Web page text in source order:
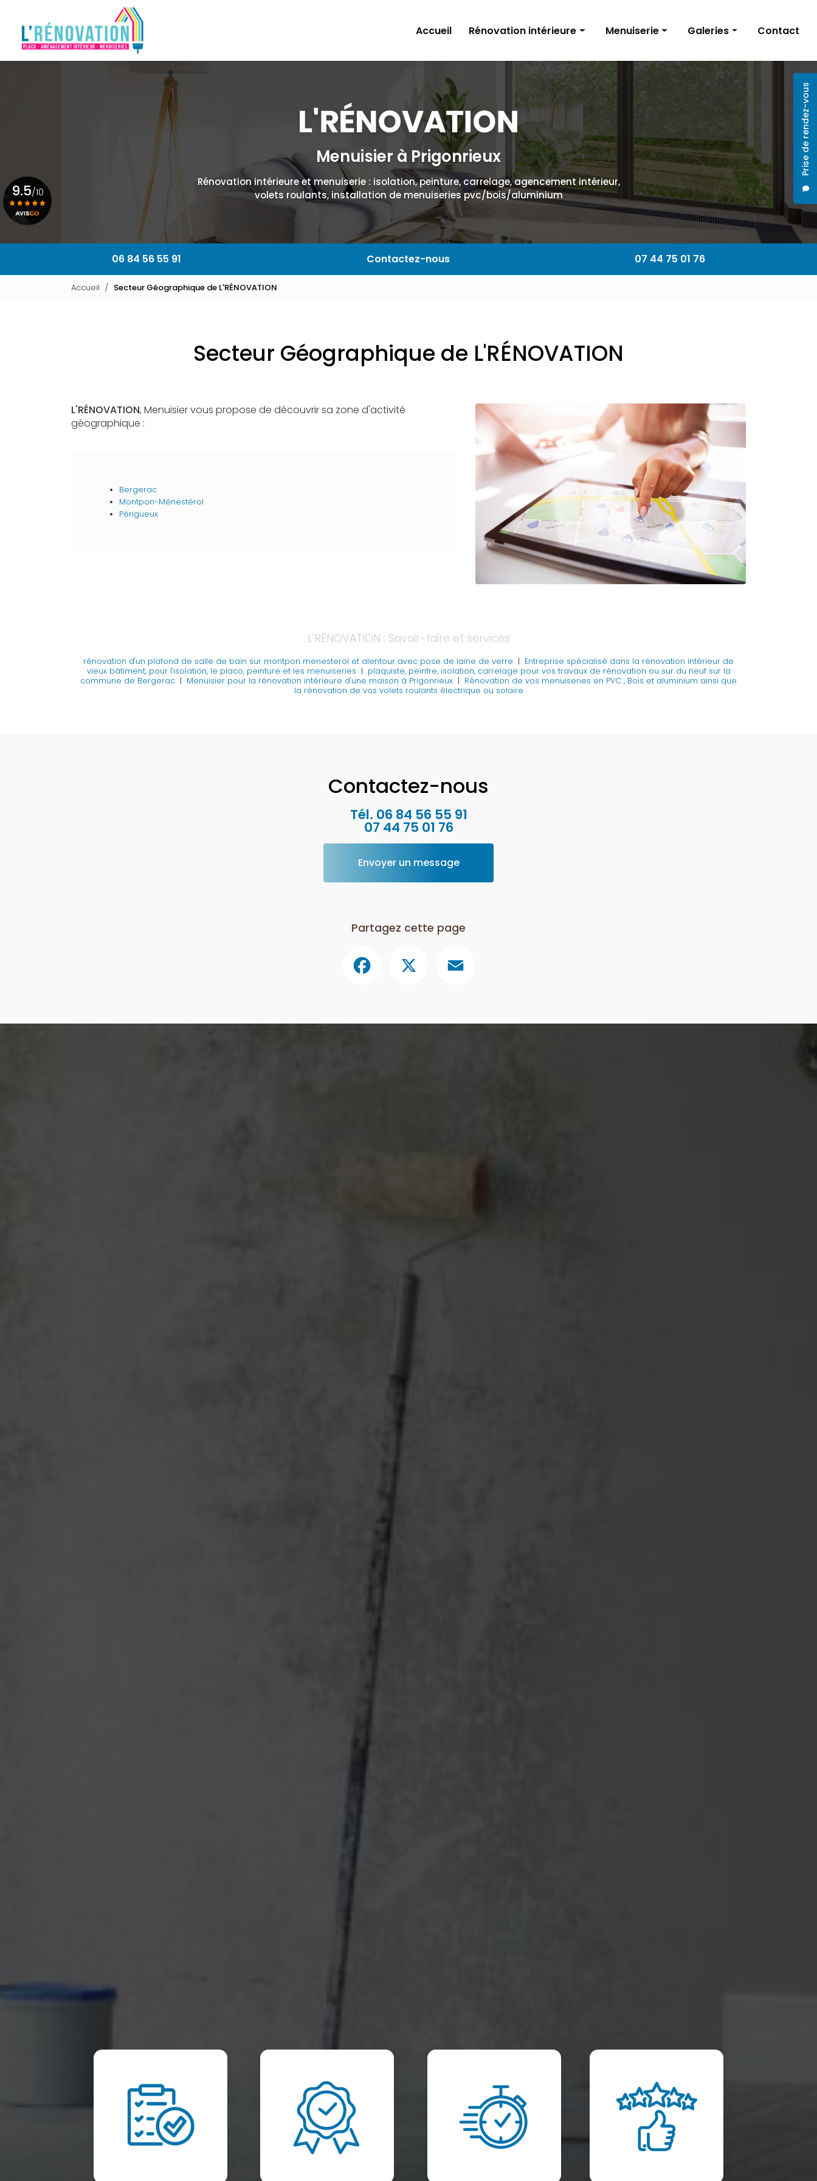
contenu
principal
Prise de rendez-vous
Accueil
Rénovation intérieure
Plâtrerie
Carrelage
Agencement d'intérieur
Menuiserie
Volets roulants
Installation de menuiseries
Galeries
Rénovation intérieure
Menuiserie
Contact
Menuisier à Prigonrieux
Rénovation intérieure et menuiserie : isolation, peinture, carrelage, agencement intérieur,
volets roulants, installation de menuiseries pvc/bois/aluminium
06 84 56 55 91 Contactez-nous 07 44 75 01 76
9.5/10
Accueil Secteur Géographique de L'RÉNOVATION
Secteur Géographique de L'RÉNOVATION
L'RÉNOVATION, Menuisier vous propose de découvrir sa zone d'activité
géographique :
Bergerac
Montpon-Ménestérol
Périgueux
L'RÉNOVATION : Savoir-faire et services
rénovation d'un plafond de salle de bain sur montpon menesterol et alentour avec pose de laine de verre | Entreprise spécialisé dans la rénovation intérieur de
vieux bâtiment, pour l'isolation, le placo, peinture et les menuiseries | plaquiste, peintre, isolation, carrelage pour vos travaux de rénovation ou sur du neuf sur la
commune de Bergerac | Menuisier pour la rénovation intérieure d'une maison à Prigonrieux | Rénovation de vos menuiseries en PVC , Bois et aluminium ainsi que
la rénovation de vos volets roulants électrique ou solaire
Contactez-nous
Tél. 06 84 56 55 91
07 44 75 01 76
Envoyer un message
Partagez cette page